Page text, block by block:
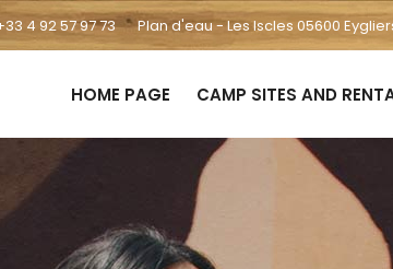
4 92 57 97 73 Plan d'eau - Les Iscles 05600
HOME PAGE CAMP SITES AND